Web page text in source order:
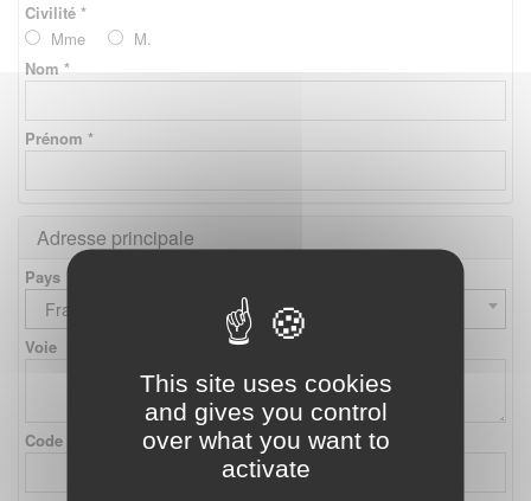
Civilité *
Mme
M.
Nom *
Prénom *
Adresse principale
Pays
France
Voie
Code postal
This site uses cookies
and gives you control
over what you want to
activate